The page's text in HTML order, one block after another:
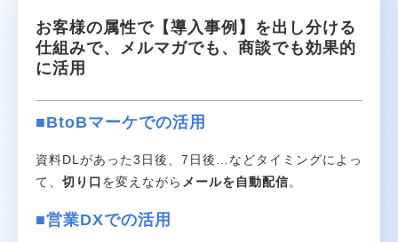
お客様の属性で【導入事例】を出し分ける
仕組みで、メルマガでも、商談でも効果的
に活用
■BtoBマーケでの活用
資料DLがあった3日後、7日後…などタイミングによっ
て、 切り口を変えながら メールを自動配信。
■営業DXでの活用